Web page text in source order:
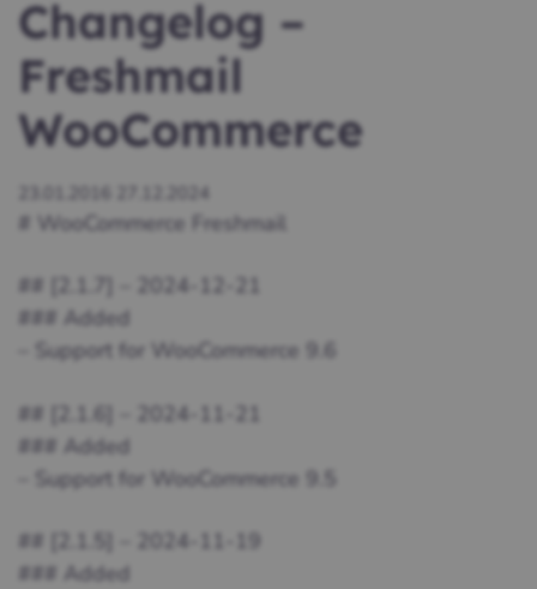
Changelog –
Freshmail
WooCommerce
23.01.2016 27.12.2024
# WooCommerce Freshmail
## [2.1.7] – 2024-12-21
### Added
– Support for WooCommerce 9.6
## [2.1.6] – 2024-11-21
### Added
– Support for WooCommerce 9.5
## [2.1.5] – 2024-11-19
### Added